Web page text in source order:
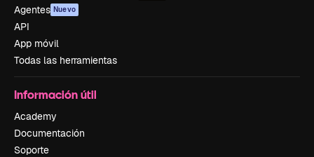
Agentes Nuevo
API
App móvil
Todas las herramientas
Información útil
Academy
Documentación
Soporte